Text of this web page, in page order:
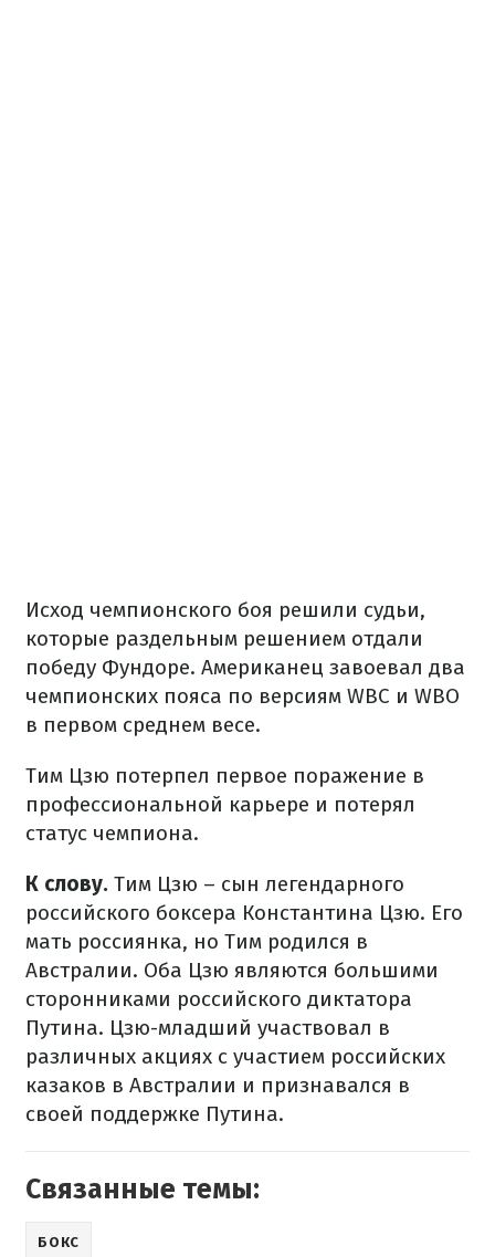
Исход чемпионского боя решили судьи,
которые раздельным решением отдали
победу Фундоре. Американец завоевал два
чемпионских пояса по версиям WBC и WBO
в первом среднем весе.
Тим Цзю потерпел первое поражение в
профессиональной карьере и потерял
статус чемпиона.
К слову. Тим Цзю – сын легендарного
российского боксера Константина Цзю. Его
мать россиянка, но Тим родился в
Австралии. Оба Цзю являются большими
сторонниками российского диктатора
Путина. Цзю-младший участвовал в
различных акциях с участием российских
казаков в Австралии и признавался в
своей поддержке Путина.
Связанные темы:
БОКС